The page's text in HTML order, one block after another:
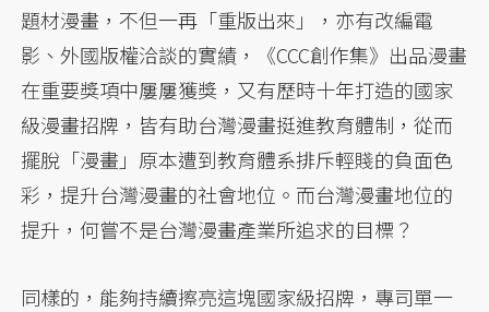
題材漫畫，不但一再「重版出來」，亦有改編電
影、外國版權洽談的實績，《CCC創作集》出品漫畫
在重要獎項中屢屢獲獎，又有歷時十年打造的國家
級漫畫招牌，皆有助台灣漫畫挺進教育體制，從而
擺脫「漫畫」原本遭到教育體系排斥輕賤的負面色
彩，提升台灣漫畫的社會地位。而台灣漫畫地位的
提升，何嘗不是台灣漫畫產業所追求的目標？
同樣的，能夠持續擦亮這塊國家級招牌，專司單一